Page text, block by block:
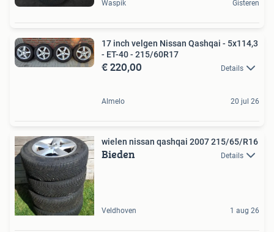
Waspik Gisteren
17 inch velgen Nissan Qashqai - 5x114,3
- ET-40 - 215/60R17
€ 220,00 Details
Almelo 20 jul 26
wielen nissan qashqai 2007 215/65/R16
Bieden Details
Veldhoven 1 aug 26